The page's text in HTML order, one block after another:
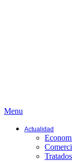
Menu
Actualidad
Tratados